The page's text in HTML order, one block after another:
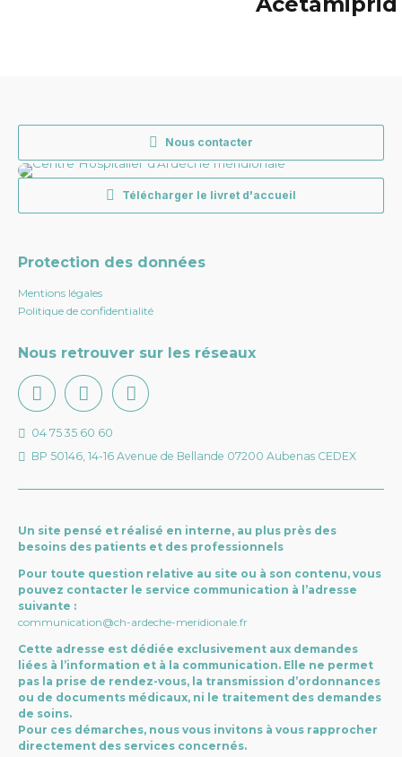
Nous contacter
Télécharger le livret d'accueil
Protection des données
Mentions légales
Politique de confidentialité
Nous retrouver sur les réseaux
04 75 35 60 60
BP 50146, 14-16 Avenue de Bellande 07200 Aubenas CEDEX
Un site pensé et réalisé en interne, au plus près des
besoins des patients et des professionnels
Pour toute question relative au site ou à son contenu, vous
pouvez contacter le service communication à l’adresse
suivante :
communication@ch-ardeche-meridionale.fr
Cette adresse est dédiée exclusivement aux demandes
liées à l’information et à la communication. Elle ne permet
pas la prise de rendez-vous, la transmission d’ordonnances
ou de documents médicaux, ni le traitement des demandes
de soins.
Pour ces démarches, nous vous invitons à vous rapprocher
directement des services concernés.